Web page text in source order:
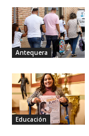
Antequera
Educación